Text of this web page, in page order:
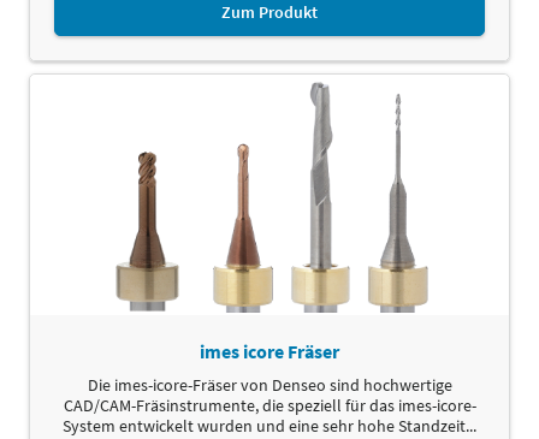
Zum Produkt
imes icore Fräser
Die imes-icore-Fräser von Denseo sind hochwertige
CAD/CAM-Fräsinstrumente, die speziell für das imes-icore-
System entwickelt wurden und eine sehr hohe Standzeit...